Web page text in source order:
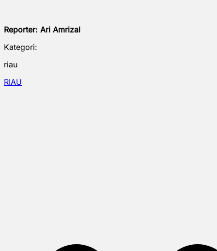
Reporter: Ari Amrizal
Kategori:
riau
RIAU